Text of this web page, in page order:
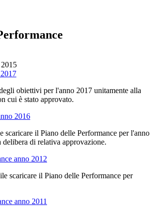
obiettivi per l'anno 2017 unitamente alla
cui è stato approvato.
2016
scaricare il Piano delle Performance per l'anno
delibera di relativa approvazione.
anno 2012
scaricare il Piano delle Performance per
anno 2011